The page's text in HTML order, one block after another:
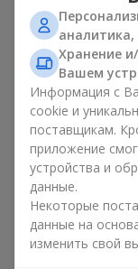
вы можете купить
корзина с
вкусным чаем или
становится
самостоятельным
лаконичное
финальный
чтобы всё это
Купить
банальную вещь.
это
адаптируется под
отношений — от
Хранение
Вашем
Информация с
cookie и
поставщикам.
приложение
устройства и
данные.
Некоторые
данные на
изменить свой